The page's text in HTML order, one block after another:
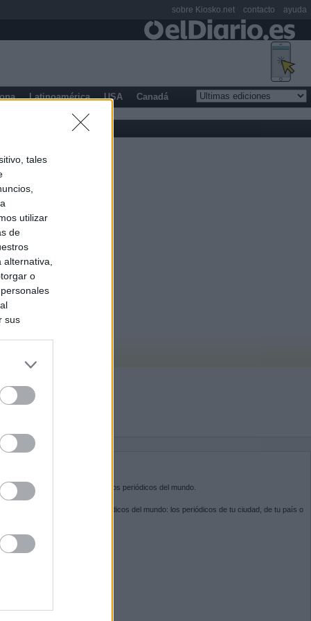
tales
utilizar
de
o
sus
Latinoamérica USA Canadá
es la puerta de entrada a los periódicos del mundo.
por las portadas de los periódicos del mundo: los periódicos de tu ciudad, de tu país o
sobre Kiosko.net contacto ayuda